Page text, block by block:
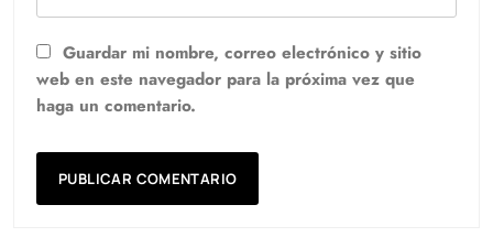
Guardar mi nombre, correo electrónico y sitio
web en este navegador para la próxima vez que
haga un comentario.